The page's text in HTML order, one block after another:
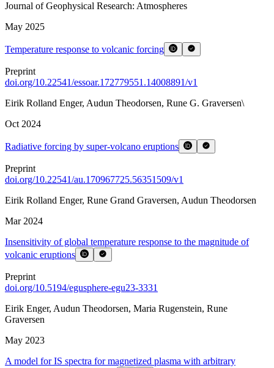
Journal of Geophysical Research: Atmospheres
May 2025
Temperature response to volcanic forcing
Preprint
doi.org/10.22541/essoar.172779551.14008891/v1
Eirik Rolland Enger, Audun Theodorsen, Rune G. Graversen\
Oct 2024
Radiative forcing by super-volcano eruptions
Preprint
doi.org/10.22541/au.170967725.56351509/v1
Eirik Rolland Enger, Rune Grand Graversen, Audun Theodorsen
Mar 2024
Insensitivity of global temperature response to the magnitude of
volcanic eruptions
Preprint
doi.org/10.5194/egusphere-egu23-3331
Eirik Enger, Audun Theodorsen, Maria Rugenstein, Rune
Graversen
May 2023
A model for IS spectra for magnetized plasma with arbitrary